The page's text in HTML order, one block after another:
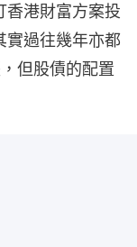
香港財富方案投
實過往幾年亦都
但股債的配置